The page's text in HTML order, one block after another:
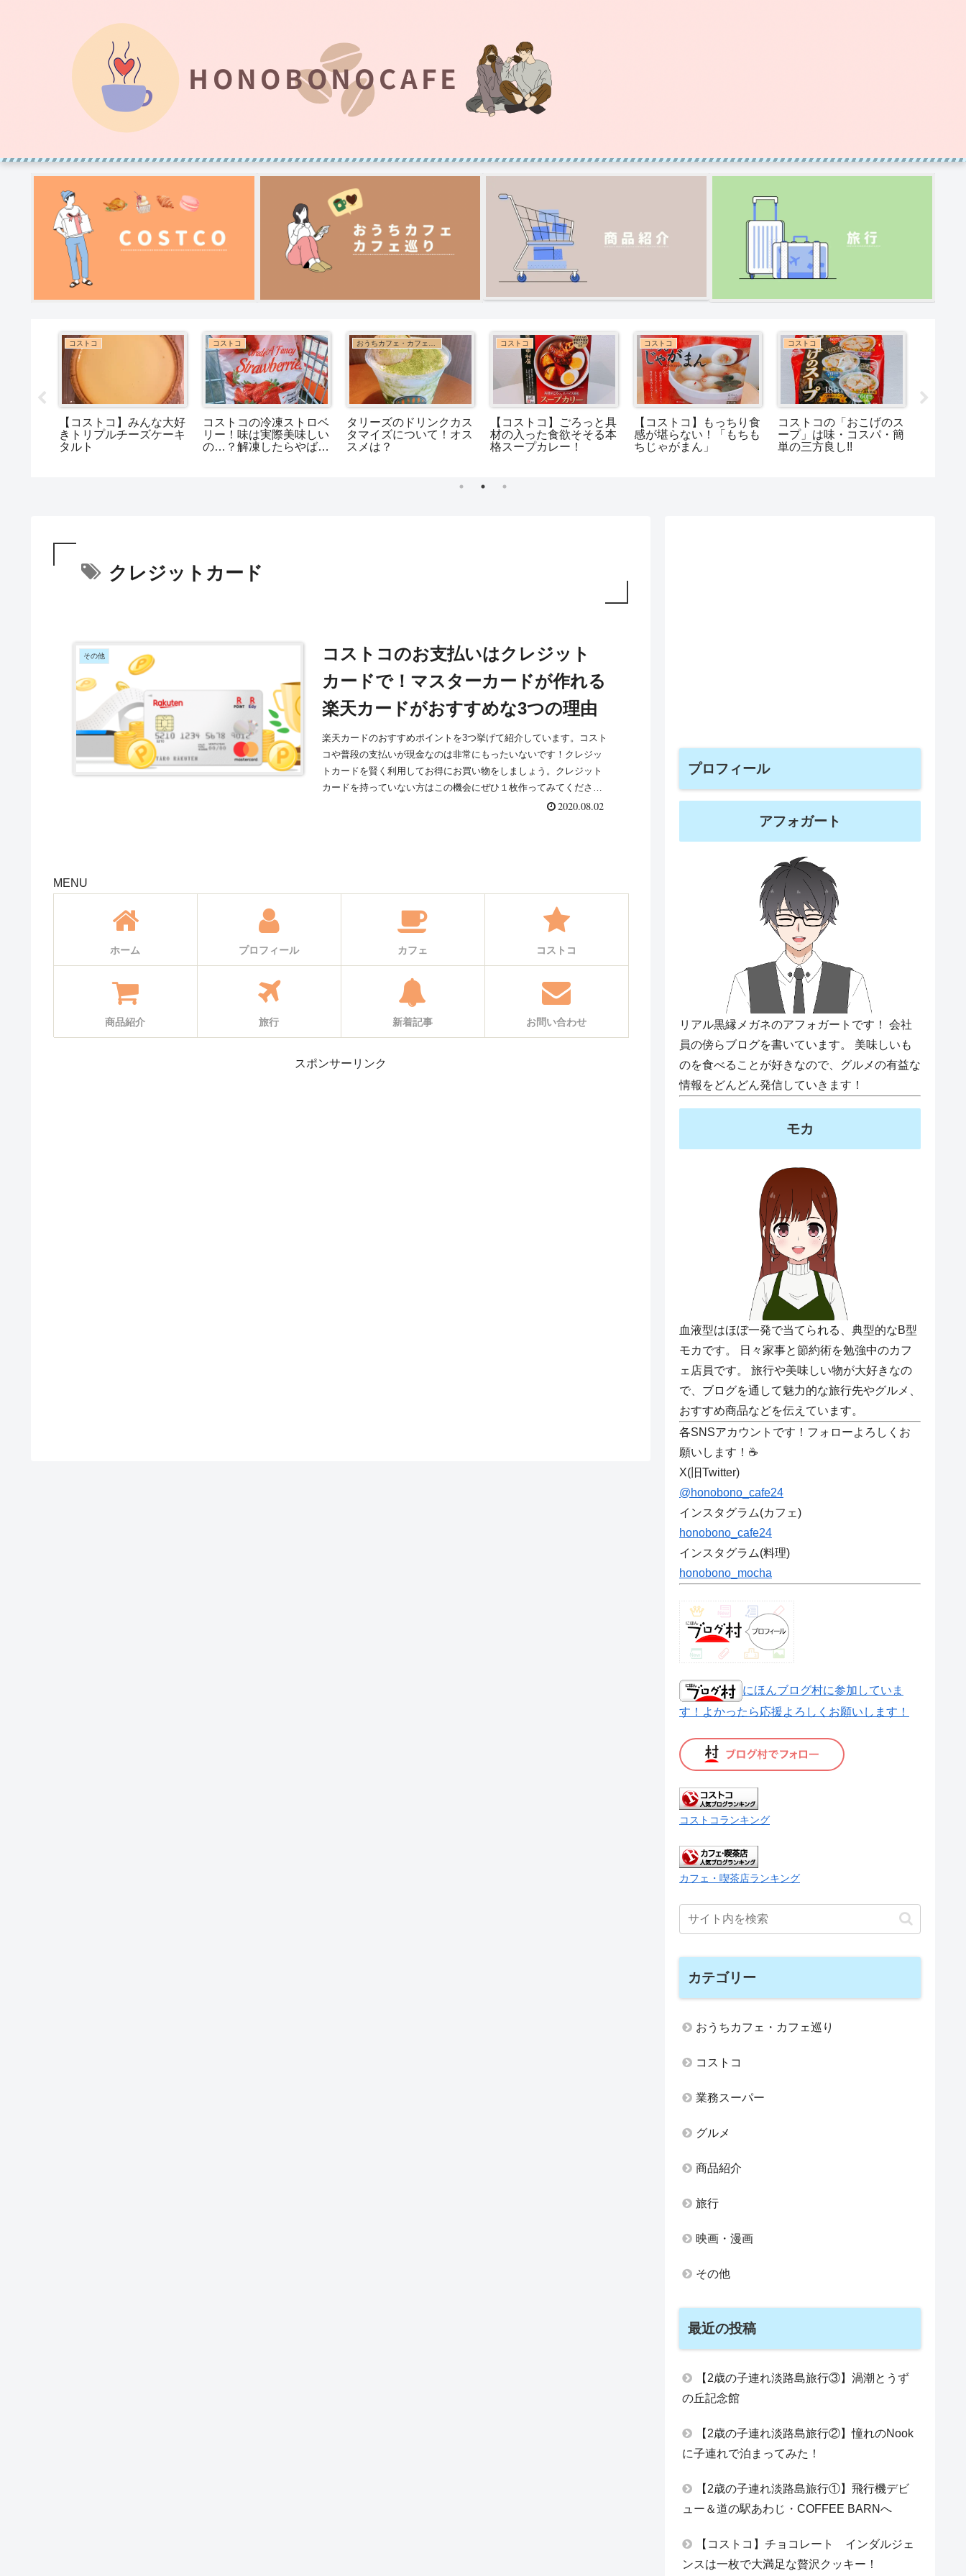
コストコ
【コストコ】みんな大好
きトリプルチーズケーキ
タルト
コストコ
コストコの冷凍ストロベ
リー！味は実際美味しい
の…？解凍したらやば
タリーズのドリンクカス
タマイズについて！オス
スメは？
コストコ
【コストコ】ごろっと具
材の入った食欲そそる本
格スープカレー！
コストコ
【コストコ】もっちり食
感が堪らない！「もちも
ちじゃがまん」
コストコ
コストコの「おこげのス
ープ」は味・コスパ・簡
単の三方良し!!
クレジットカード
その他
コストコのお支払いはクレジット
カードで！マスターカードが作れる
楽天カードがおすすめな3つの理由
楽天カードのおすすめポイントを3つ挙げて紹介しています。コスト
コや普段の支払いが現金なのは非常にもったいないです！クレジッ
トカードを賢く利用してお得にお買い物をしましょう。クレジット
カードを持っていない方はこの機会にぜひ１枚作ってみてくださ
2020.08.02
MENU
ホーム プロフィール カフェ コストコ
商品紹介 旅行 新着記事 お問い合わせ
スポンサーリンク
プロフィール
アフォガート
リアル黒縁メガネのアフォガートです！ 会社
員の傍らブログを書いています。 美味しいも
のを食べることが好きなので、グルメの有益な
情報をどんどん発信していきます！
モカ
血液型はほぼ一発で当てられる、典型的なB型
モカです。 日々家事と節約術を勉強中のカフ
ェ店員です。 旅行や美味しい物が大好きなの
で、ブログを通して魅力的な旅行先やグルメ、
おすすめ商品などを伝えています。
各SNSアカウントです！フォローよろしくお
願いします！☕
X(旧Twitter)
@honobono_cafe24
インスタグラム(カフェ)
honobono_cafe24
インスタグラム(料理)
honobono_mocha
にほんブログ村に参加していま
す！よかったら応援よろしくお願いします！
コストコランキング
カフェ・喫茶店ランキング
カテゴリー
おうちカフェ・カフェ巡り
コストコ
業務スーパー
グルメ
商品紹介
旅行
映画・漫画
その他
最近の投稿
【2歳の子連れ淡路島旅行③】渦潮とうず
の丘記念館
【2歳の子連れ淡路島旅行②】憧れのNook
に子連れで泊まってみた！
【2歳の子連れ淡路島旅行①】飛行機デビ
ュー＆道の駅あわじ・COFFEE BARNへ
【コストコ】チョコレート インダルジェ
ンスは一枚で大満足な贅沢クッキー！